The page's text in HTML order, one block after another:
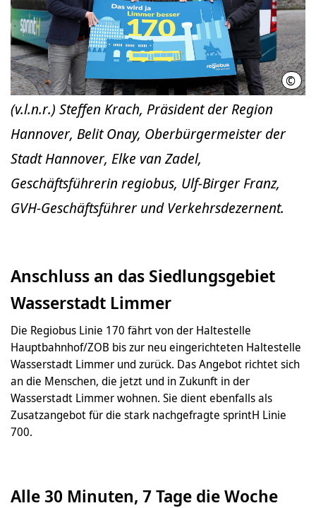
©
(v.l.n.r.) Steffen Krach, Präsident der Region
Hannover, Belit Onay, Oberbürgermeister der
Stadt Hannover, Elke van Zadel,
Geschäftsführerin regiobus, Ulf-Birger Franz,
GVH-Geschäftsführer und Verkehrsdezernent.
Anschluss an das Siedlungsgebiet
Wasserstadt Limmer
Die Regiobus Linie 170 fährt von der Haltestelle
Hauptbahnhof/ZOB bis zur neu eingerichteten Haltestelle
Wasserstadt Limmer und zurück. Das Angebot richtet sich
an die Menschen, die jetzt und in Zukunft in der
Wasserstadt Limmer wohnen. Sie dient ebenfalls als
Zusatzangebot für die stark nachgefragte sprintH Linie
700.
Alle 30 Minuten, 7 Tage die Woche